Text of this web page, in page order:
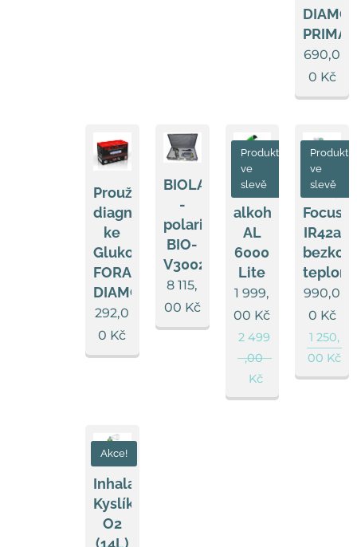
PRIMA
690,0
0 Kč
Proužky
diagnostické
ke
Glukometru
FORA
DIAMOND
292,0
0 Kč
BIOLAMPA
-
polarizační
BIO-
V3002
8 115,
00 Kč
Detektor
alkoholu
AL
6000
Lite
Produkt
ve
slevě
1 999,
00 Kč
2 499
,00
Kč
Fora
IR42a
Produkt
ve
slevě
990,0
0 Kč
1 250,
00 Kč
Inhalační
Kyslík
O2
(14L)
Akce!